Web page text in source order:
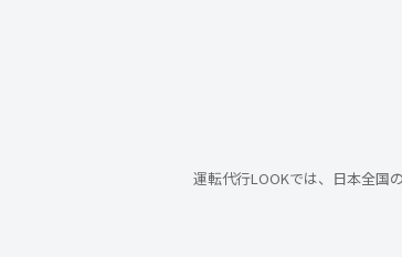
運転代行LOOKでは、日本全国